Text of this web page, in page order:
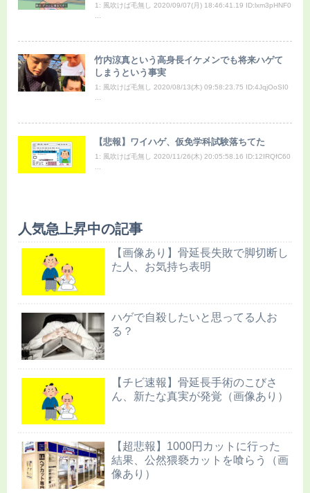
1: 風吹けば毛無し 2020/09/07(月) 18:46:41.19 ID:lxm3pHNF0
竹内涼真という高身長イケメンでも将来ハゲて
しまうという事実
1: 風吹けば毛無し 2020/08/13(木) 09:58:23.75 ID:4JqjOoSI0
【悲報】ワイハゲ、仮免学科試験落ちてた
1: 風吹けば毛無し 2020/11/26(木) 20:05:58.16 ID:12IRQfC60
人気急上昇中の記事
【画像あり】骨延長失敗で脚切断し
た人、お気持ち表明
ハゲで自殺したいと思ってる人お
る？
【チビ速報】骨延長手術のこびさ
ん、新たな真実が発覚（画像あり）
【超悲報】1000円カットに行った
結果、公然猥褻カットを喰らう（画
像あり）